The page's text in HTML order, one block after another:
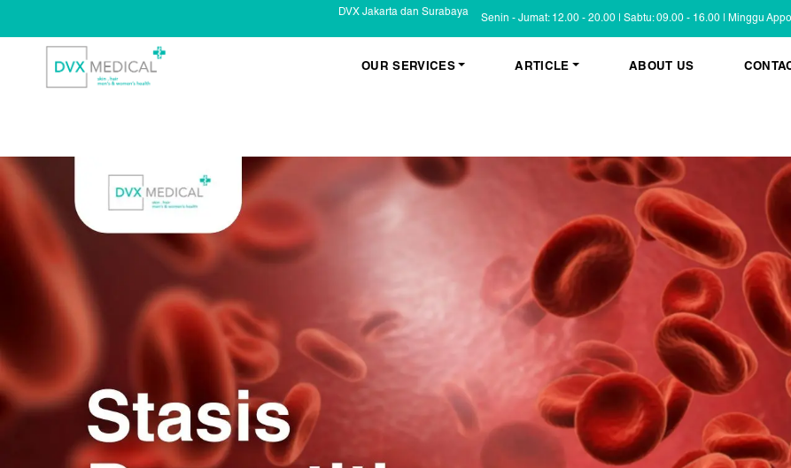
DVX Jakarta dan Surabaya
Senin - Jumat: 12.00 - 20.00 | Sabtu: 09.00 - 16.00 | Minggu
OUR SERVICES
KESEHATAN KELAMIN
Infeksi Menular (IMS)
Masalah Kelamin Pria
Masalah Kelamin Wanita
KESEHATAN KULIT
LAYANAN LAIN
Infus/ Injeksi
Kecantikan
Pembedahan
Vaksinasi
PENYAKIT KULIT
Non Infeksi
ARTICLE
Informasi Umum
Tips dan Trik
Cerita Pasien
ABOUT US